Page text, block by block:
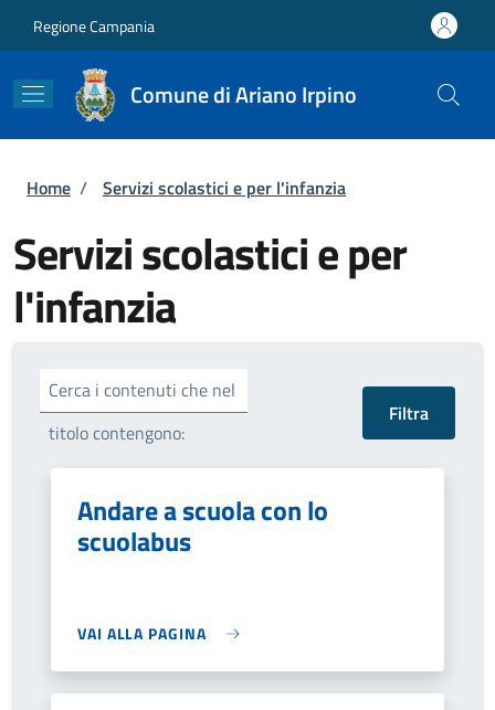
Regione Campania
Comune di Ariano Irpino
Briciole di pane
Home / Servizi scolastici e per l'infanzia
Servizi scolastici e per
l'infanzia
Cerca i contenuti che nel
titolo contengono:
Andare a scuola con lo
scuolabus
VAI ALLA PAGINA